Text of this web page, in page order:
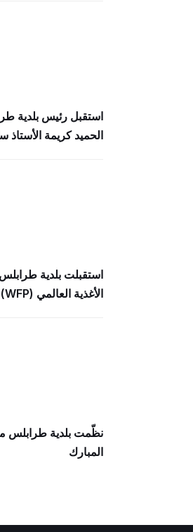
استقبل رئيس بلدية
الحميد كريمة الأستاذ
استقبلت بلدية
الأغذية العالمي (WFP)
نظّمت بلدية طرابلس
المبارك